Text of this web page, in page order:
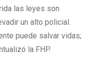
las leyes son
un alto policial.
puede salvar vidas;
la FHP.